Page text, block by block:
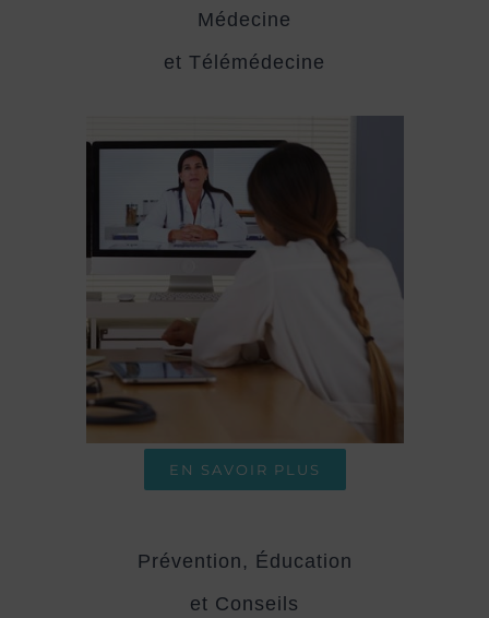
Médecine
et Télémédecine
EN SAVOIR PLUS
Prévention, Éducation
et Conseils